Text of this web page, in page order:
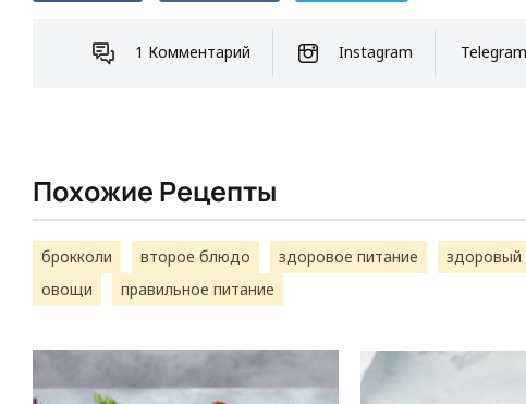
1 Комментарий Instagram
Похожие Рецепты
брокколи второе блюдо здоровое питание здоровый
овощи
правильное питание